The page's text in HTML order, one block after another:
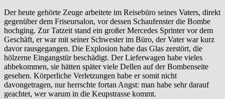
Der heute gehörte Zeuge arbeitete im Reisebüro seines Vaters, direkt
gegenüber dem Friseursalon, vor dessen Schaufenster die Bombe
hochging. Zur Tatzeit stand ein großer Mercedes Sprinter vor dem
Geschäft, er war mit seiner Schwester im Büro, der Vater war kurz
davor rausgegangen. Die Explosion habe das Glas zerstört, die
hölzerne Eingangstür beschädigt. Der Lieferwagen habe vieles
abbekommen, sie hätten später viele Dellen auf der Bombenseite
gesehen. Körperliche Verletzungen habe er somit nicht
davongetragen, nur herrschte fortan Angst: man habe sehr darauf
geachtet, wer warum in die Keupstrasse kommt.